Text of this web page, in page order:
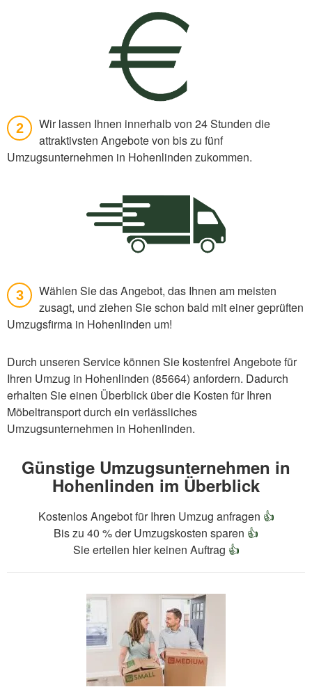
2
Wir lassen Ihnen innerhalb von 24 Stunden die
attraktivsten Angebote von bis zu fünf
Umzugsunternehmen in Hohenlinden zukommen.
3
Wählen Sie das Angebot, das Ihnen am meisten
zusagt, und ziehen Sie schon bald mit einer geprüften
Umzugsfirma in Hohenlinden um!
Durch unseren Service können Sie kostenfrei Angebote für
Ihren Umzug in Hohenlinden (85664) anfordern. Dadurch
erhalten Sie einen Überblick über die Kosten für Ihren
Möbeltransport durch ein verlässliches
Umzugsunternehmen in Hohenlinden.
Günstige Umzugsunternehmen in
Hohenlinden im Überblick
Kostenlos Angebot für Ihren Umzug anfragen 👍
Bis zu 40 % der Umzugskosten sparen 👍
Sie erteilen hier keinen Auftrag 👍